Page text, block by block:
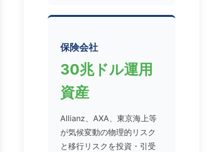
保険会社
30兆ドル運用
資産
Allianz、AXA、東京海上等
が気候変動の物理的リスク
と移行リスクを投資・引受